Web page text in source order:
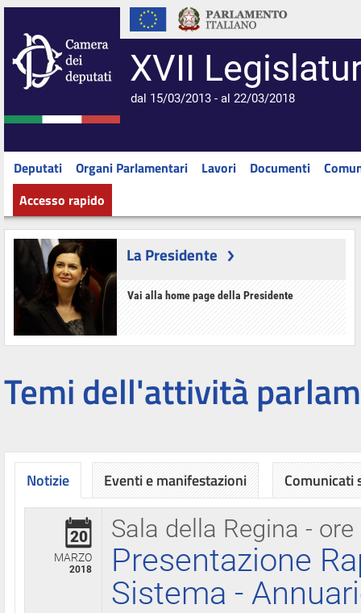
XVII
dal 15/03/2013 - al 22/03/2018
Deputati Organi Parlamentari Lavori Documenti
Accesso rapido
La Presidente
Vai alla home page della Presidente
Temi dell'attività
Notizie
Sala della Regina - ore
20
MARZO
2018
Presentazione
Sistema -
Eventi e manifestazioni Comunicati